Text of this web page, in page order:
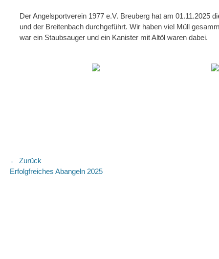
Der Angelsportverein 1977 e.V. Breuberg hat am 01.11.2025
und der Breitenbach durchgeführt. Wir haben viel Müll
war ein Staubsauger und ein Kanister mit Altöl waren dabei.
Beitragsnavigation
← Zurück
Vorhergehender
Erfolgfreiches Abangeln 2025